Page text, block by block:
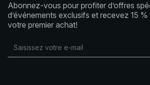
Abonnez-vous pour profiter d’offres
d’événements exclusifs et recevez 15
votre premier achat!